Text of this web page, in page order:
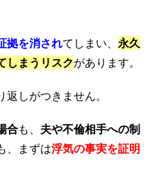
拠を消されてしまい、 永久
しまうリスクがあります。
しがつきません。
合も、 夫や不倫相手への制
、まずは浮気の事実を証明